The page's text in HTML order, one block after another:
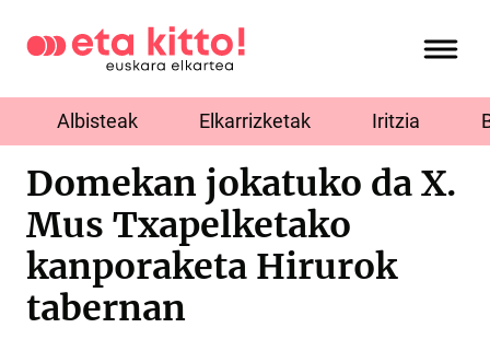
Albisteak Elkarrizketak Iritzia
Domekan jokatuko da X.
Mus Txapelketako
kanporaketa Hirurok
tabernan